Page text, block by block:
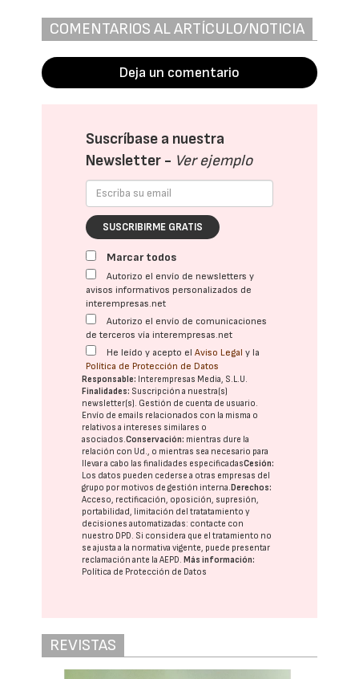
COMENTARIOS AL ARTÍCULO/NOTICIA
Deja un comentario
Suscríbase a nuestra
Newsletter - Ver ejemplo
SUSCRIBIRME GRATIS
Marcar todos
Autorizo el envío de newsletters y
avisos informativos personalizados de
interempresas.net
Autorizo el envío de comunicaciones
de terceros vía interempresas.net
He leído y acepto elAviso Legal y la
Política de Protección de Datos
Responsable: Interempresas Media, S.L.U.
Finalidades: Suscripción a nuestra(s)
newsletter(s). Gestión de cuenta de usuario.
Envío de emails relacionados con la misma o
relativos a intereses similares o
asociados.Conservación: mientras dure la
relación con Ud., o mientras sea necesario para
llevar a cabo las finalidades especificadasCesión:
Los datos pueden cederse a otras empresas del
grupo por motivos de gestión interna.Derechos:
Acceso, rectificación, oposición, supresión,
portabilidad, limitación del tratatamiento y
decisiones automatizadas: contacte con
nuestro DPD. Si considera que el tratamiento no
se ajusta a la normativa vigente, puede presentar
reclamación ante laAEPD.Más información:
Política de Protección de Datos
REVISTAS